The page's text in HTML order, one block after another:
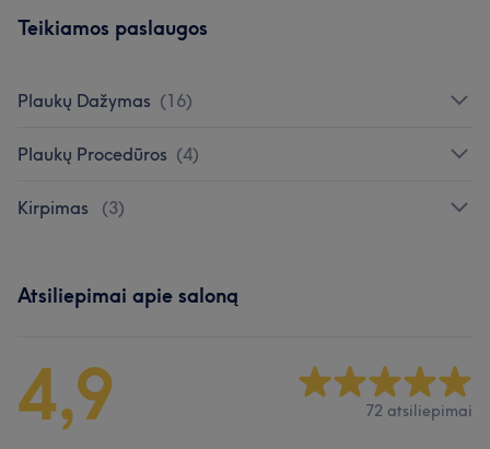
Teikiamos paslaugos
Plaukų Dažymas (16)
Plaukų Procedūros (4)
Kirpimas (3)
Atsiliepimai apie saloną
4,9 72 atsiliepimai